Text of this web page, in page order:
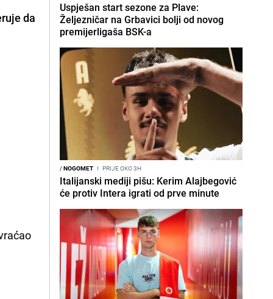
da
Uspješan start sezone za Plave:
Željezničar na Grbavici bolji od novog
premijerligaša BSK-a
/NOGOMET I PRIJE OKO 3H
Italijanski mediji pišu: Kerim Alajbegović
će protiv Intera igrati od prve minute